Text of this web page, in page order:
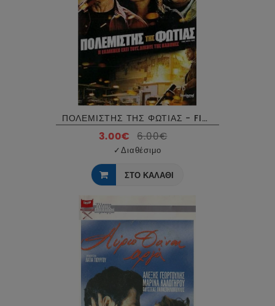
ΠΟΛΕΜΙΣΤΗΣ ΤΗΣ ΦΩΤΙΑΣ - FIRE WITH FIRE DVD USED
3.00€ 6.00€
✓Διαθέσιμο
ΣΤΟ ΚΑΛΑΘΙ